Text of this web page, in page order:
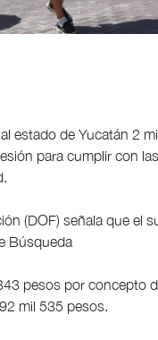
estado de Yucatán 2
para cumplir con
(DOF) señala que el
Búsqueda
pesos por concepto
mil 535 pesos.